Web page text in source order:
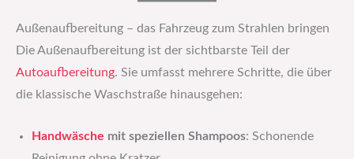
Außenaufbereitung – das Fahrzeug zum Strahlen bringen
Die Außenaufbereitung ist der sichtbarste Teil der
Autoaufbereitung. Sie umfasst mehrere Schritte, die über
die klassische Waschstraße hinausgehen:
Handwäsche mit speziellen Shampoos: Schonende